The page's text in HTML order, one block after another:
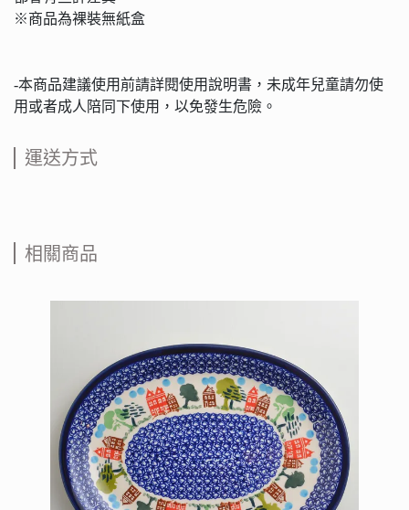
※商品為裸裝無紙盒
-本商品建議使用前請詳閱使用說明書，未成年兒童請勿使
用或者成人陪同下使用，以免發生危險。
運送方式
相關商品